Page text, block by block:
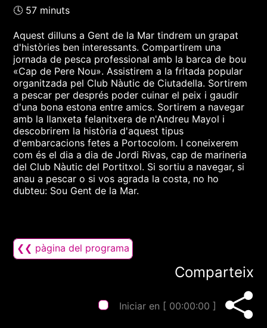
🕓 57 minuts
Aquest dilluns a Gent de la Mar tindrem un grapat
d'històries ben interessants. Compartirem una
jornada de pesca professional amb la barca de bou
«Cap de Pere Nou». Assistirem a la fritada popular
organitzada pel Club Nàutic de Ciutadella. Sortirem
a pescar per després poder cuinar el peix i gaudir
d'una bona estona entre amics. Sortirem a navegar
amb la llanxeta felanitxera de n'Andreu Mayol i
descobrirem la història d'aquest tipus
d'embarcacions fetes a Portocolom. I coneixerem
com és el dia a dia de Jordi Rivas, cap de marineria
del Club Nàutic del Portitxol. Si sortiu a navegar, si
anau a pescar o si vos agrada la costa, no ho
dubteu: Sou Gent de la Mar.
❮❮ pàgina del programa
Comparteix
Iniciar en [ 00:00:00 ]